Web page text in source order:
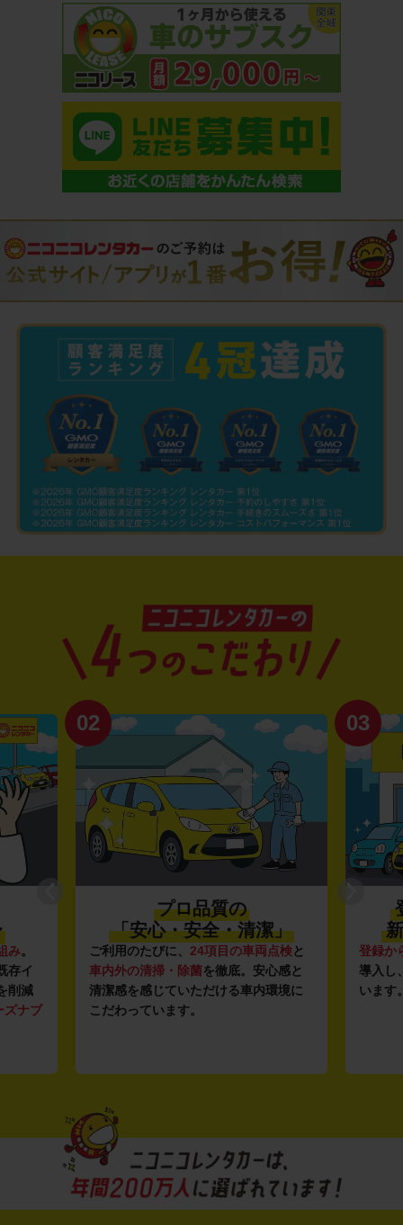
み。
存イ
削減
ズナブ
02
プロ品質の
「安心・安全・清潔」
ご利用のたびに、 24項目の車両点検と
車内外の清掃・除菌を徹底。安心感と
清潔感を感じていただける車内環境に
こだわっています。
03
登録か
導入し
います